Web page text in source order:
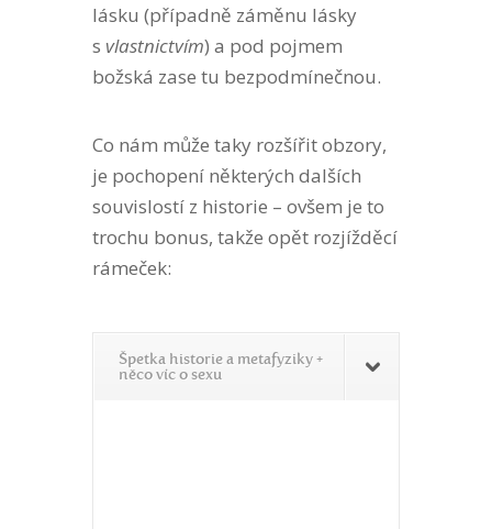
lásku (případně záměnu lásky
s vlastnictvím) a pod pojmem
božská zase tu bezpodmínečnou.
Co nám může taky rozšířit obzory,
je pochopení některých dalších
souvislostí z historie – ovšem je to
trochu bonus, takže opět rozjížděcí
rámeček:
Špetka historie a metafyziky +
něco víc o sexu